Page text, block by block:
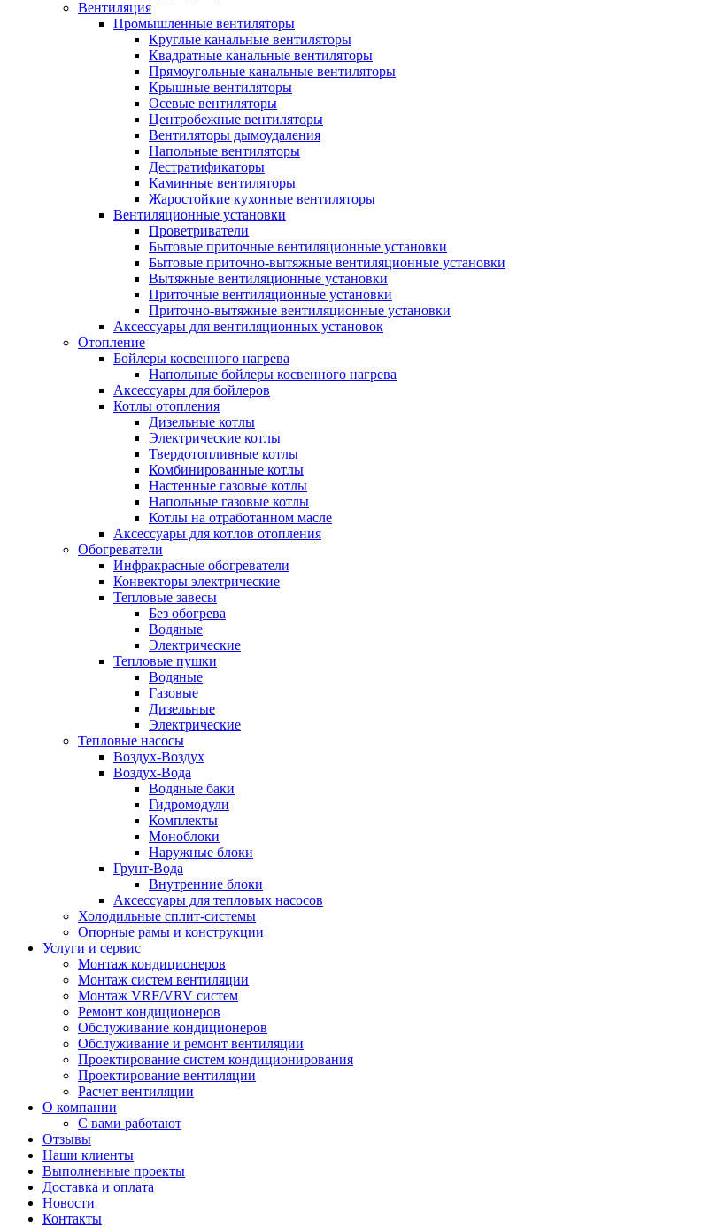
Вентиляция
Промышленные вентиляторы
Круглые канальные вентиляторы
Квадратные канальные вентиляторы
Прямоугольные канальные вентиляторы
Крышные вентиляторы
Осевые вентиляторы
Центробежные вентиляторы
Вентиляторы дымоудаления
Напольные вентиляторы
Дестратификаторы
Каминные вентиляторы
Жаростойкие кухонные вентиляторы
Вентиляционные установки
Проветриватели
Бытовые приточные вентиляционные установки
Бытовые приточно-вытяжные вентиляционные установки
Вытяжные вентиляционные установки
Приточные вентиляционные установки
Приточно-вытяжные вентиляционные установки
Аксессуары для вентиляционных установок
Отопление
Бойлеры косвенного нагрева
Напольные бойлеры косвенного нагрева
Аксессуары для бойлеров
Котлы отопления
Дизельные котлы
Электрические котлы
Твердотопливные котлы
Комбинированные котлы
Настенные газовые котлы
Напольные газовые котлы
Котлы на отработанном масле
Аксессуары для котлов отопления
Обогреватели
Инфракрасные обогреватели
Конвекторы электрические
Тепловые завесы
Без обогрева
Водяные
Электрические
Тепловые пушки
Водяные
Газовые
Дизельные
Электрические
Тепловые насосы
Воздух-Воздух
Воздух-Вода
Водяные баки
Гидромодули
Комплекты
Моноблоки
Наружные блоки
Грунт-Вода
Внутренние блоки
Аксессуары для тепловых насосов
Холодильные сплит-системы
Опорные рамы и конструкции
Услуги и сервис
Монтаж кондиционеров
Монтаж систем вентиляции
Монтаж VRF/VRV систем
Ремонт кондиционеров
Обслуживание кондиционеров
Обслуживание и ремонт вентиляции
Проектирование систем кондиционирования
Проектирование вентиляции
Расчет вентиляции
О компании
С вами работают
Отзывы
Наши клиенты
Выполненные проекты
Доставка и оплата
Новости
Контакты